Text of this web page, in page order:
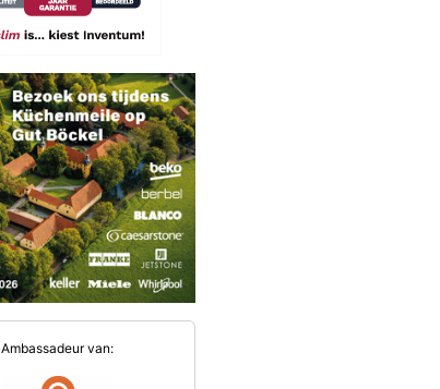
Ambassadeur van: